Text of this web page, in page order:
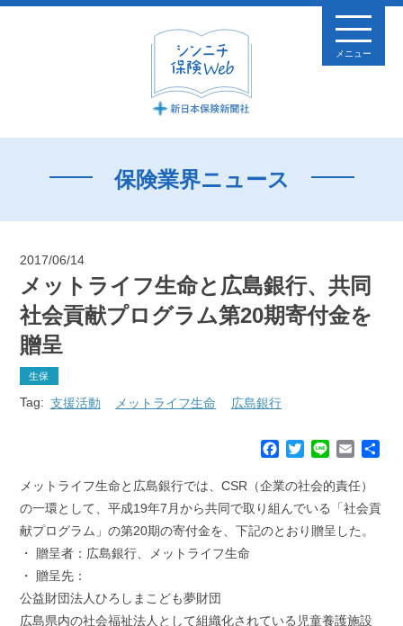
メニュー
保険業界ニュース
2017/06/14
メットライフ生命と広島銀行、共同
社会貢献プログラム第20期寄付金を
贈呈
生保
Tag: 支援活動 メットライフ生命 広島銀行
c
e
o
T
i
t
e
n
E
a
メットライフ生命と広島銀行では、CSR（企業の社会的責任）
の一環として、平成19年7月から共同で取り組んでいる「社会貢
献プログラム」の第20期の寄付金を、下記のとおり贈呈した。
・ 贈呈者：広島銀行、メットライフ生命
・ 贈呈先：
公益財団法人ひろしまこども夢財団
広島県内の社会福祉法人として組織化されている児童養護施設